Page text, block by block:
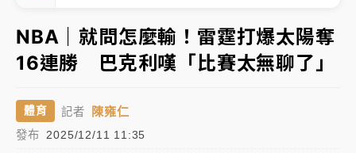
故宮《龍藏經》特展第2檔！今線上預約開賣一度塞車
周六起展出延長至晚上7時
台東農業處長涉圖利渡假村！東檢抗告成功 今重開羈
父親節泡湯了！中颱白海豚雨彈轟3天 「紅到發紫」降
雨熱區曝
NBA｜就問怎麼輸！雷霆打爆太陽奪
16連勝 巴克利嘆「比賽太無聊了」
體育 記者 陳雍仁
發布 2025/12/11 11:35